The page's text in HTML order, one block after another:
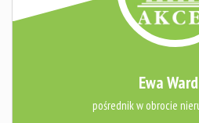
Ewa
pośrednik w obrocie